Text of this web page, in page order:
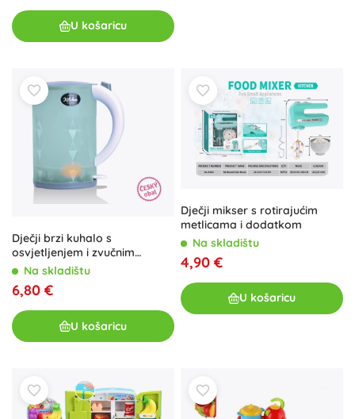
U košaricu
Dječji brzi kuhalo s
osvjetljenjem i zvučnim
efektima
Na skladištu
6,80 €
U košaricu
Dječji mikser s rotirajućim
metlicama i dodatkom
Na skladištu
4,90 €
U košaricu